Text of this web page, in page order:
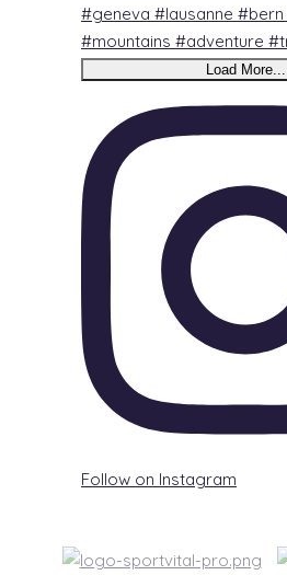
Load More...
Follow on Instagram